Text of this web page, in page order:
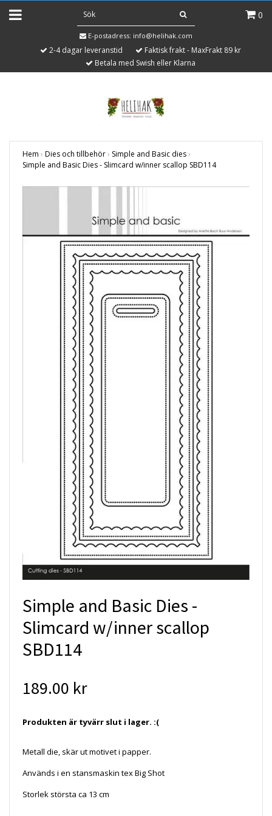
0
E-postadress: info@helihak.com
2-4 dagar leveranstid
Faktisk frakt - MaxFrakt 89 kr
Betala med Swish eller Klarna
Hem › Dies och tillbehör› Simple and Basic dies›
Simple and Basic Dies - Slimcard w/inner scallop SBD114
Simple and Basic Dies -
Slimcard w/inner scallop
SBD114
189.00 kr
Produkten är tyvärr slut i lager. :(
Metall die, skär ut motivet i papper.
Används i en stansmaskin tex Big Shot
Storlek största ca 13 cm